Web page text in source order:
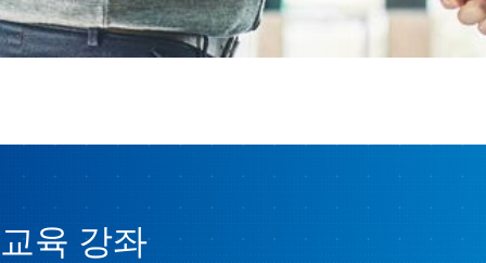
교육 강좌